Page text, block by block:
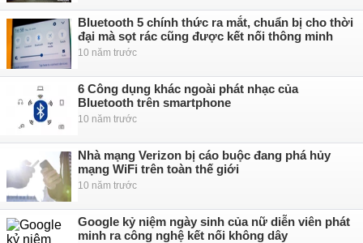
Bluetooth 5 chính thức ra mắt, chuẩn bị cho thời
đại mà sọt rác cũng được kết nối thông minh
10 năm trước
6 Công dụng khác ngoài phát nhạc của
Bluetooth trên smartphone
10 năm trước
Nhà mạng Verizon bị cáo buộc đang phá hủy
mạng WiFi trên toàn thế giới
10 năm trước
Google kỷ niệm ngày sinh của nữ diễn viên phát
minh ra công nghệ kết nối không dây